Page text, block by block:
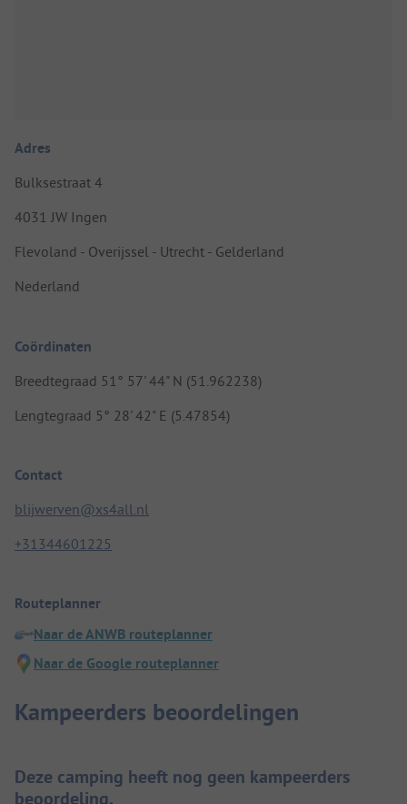
Adres
Bulksestraat 4
4031 JW Ingen
Flevoland - Overijssel - Utrecht - Gelderland
Nederland
Coördinaten
Breedtegraad 51° 57' 44" N (51.962238)
Lengtegraad 5° 28' 42" E (5.47854)
Contact
blijwerven@xs4all.nl
+31344601225
Routeplanner
Naar de ANWB routeplanner
Naar de Google routeplanner
Kampeerders beoordelingen
Deze camping heeft nog geen kampeerders
beoordeling.